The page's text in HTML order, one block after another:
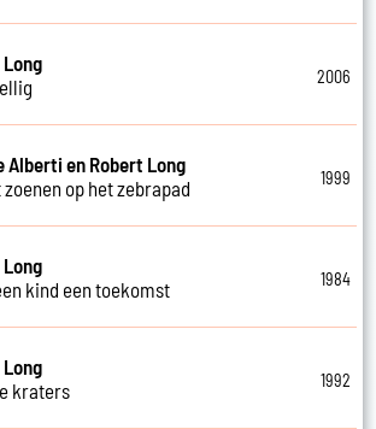
2006
Alberti en Robert Long
zoenen op het zebrapad
1999
kind een toekomst
1984
kraters
1992